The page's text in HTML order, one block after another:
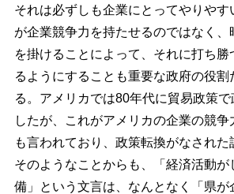
それは必ずしも企業にとってやりやす
が企業競争力を持たせるのではなく、
を掛けることによって、それに打ち勝
るようにすることも重要な政府の役割
る。アメリカでは80年代に貿易政策
したが、これがアメリカの企業の競争
も言われており、政策転換がなされた
そのようなことからも、「経済活動が
備」という文言は、なんとなく「県が